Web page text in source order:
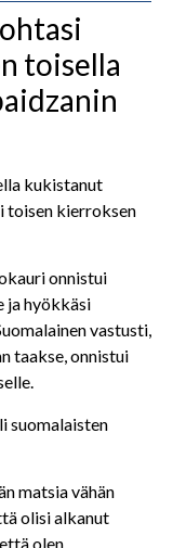
toisella
kukistanut
toisen kierroksen
onnistui
ja hyökkäsi
vastusti,
taakse, onnistui
suomalaisten
matsia vähän
olisi alkanut
olen